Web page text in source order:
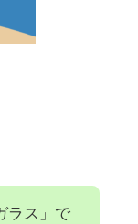
ラス」で